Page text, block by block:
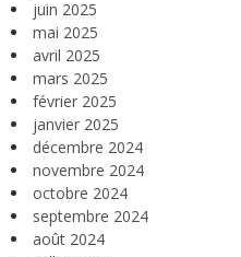
juin 2025
mai 2025
avril 2025
mars 2025
février 2025
janvier 2025
décembre 2024
novembre 2024
octobre 2024
septembre 2024
août 2024